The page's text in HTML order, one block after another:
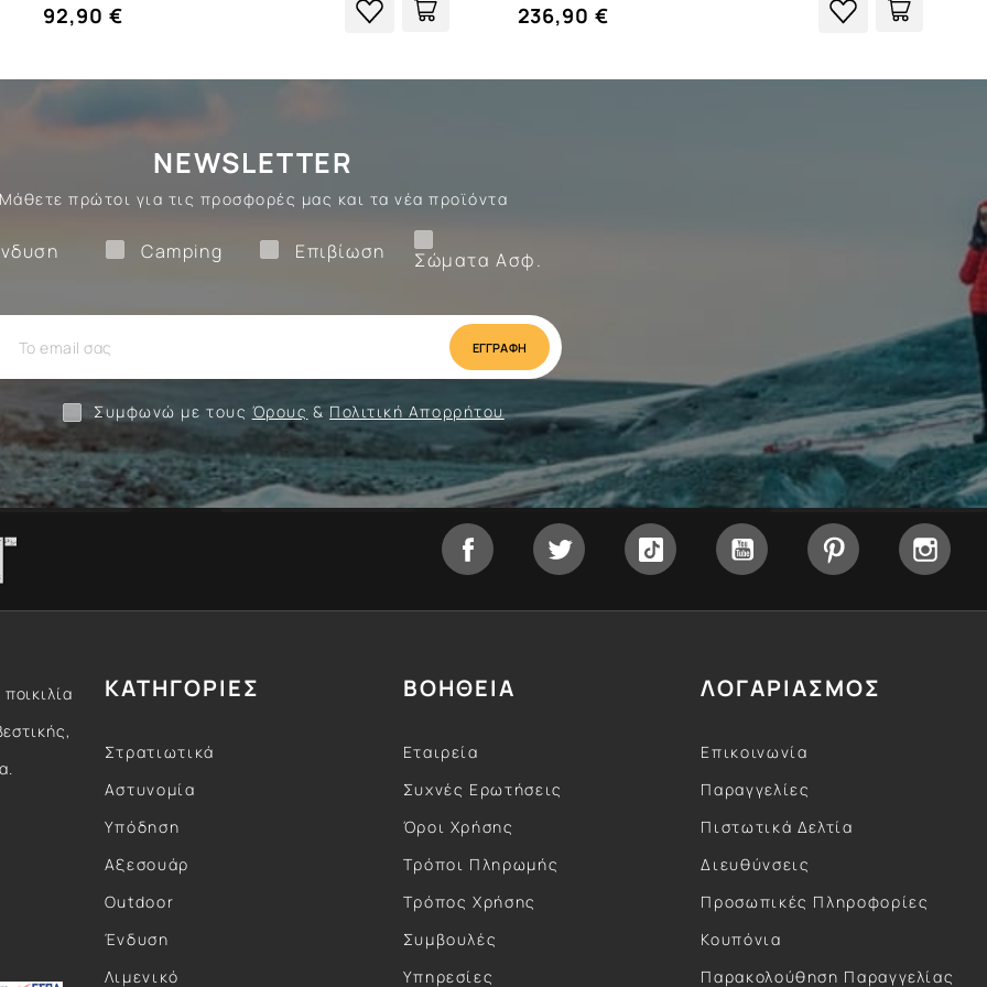
92,90 € 236,90 €
NEWSLETTER
Μάθετε πρώτοι για τις προσφορές μας και τα νέα προϊόντα
Σώματα Ασφ.
Επιβίωση
Επιβίωση
Camping
Camping
Ένδυση
Συμφωνώ με τους Όρους & Πολιτική Απορρήτου
Facebook Twitter Tiktok YouTube Pinterest
ΚΑΤΗΓΟΡΙΕΣ
Στρατιωτικά
Αστυνομία
Υπόδηση
Αξεσουάρ
Outdoor
Ένδυση
Λιμενικό
ΒΟΗΘΕΙΑ
Εταιρεία
Συχνές Ερωτήσεις
Όροι Χρήσης
Τρόποι Πληρωμής
Τρόπος Χρήσης
Συμβουλές
Υπηρεσίες
ΛΟΓΑΡΙΑΣΜΟΣ
Επικοινωνία
Παραγγελίες
Πιστωτικά Δελτία
Διευθύνσεις
Προσωπικές Πληροφορίες
Κουπόνια
Παρακολούθηση Παραγγελίας